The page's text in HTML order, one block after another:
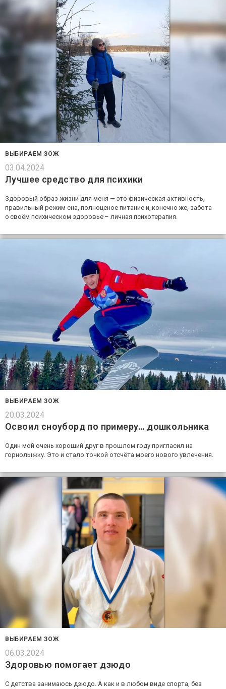
ВЫБИРАЕМ ЗОЖ
03.04.2024
Лучшее средство для психики
Здоровый образ жизни для меня — это физическая активность,
правильный режим сна, полноценое питание и, конечно же, забота
о своём психическом здоровье – личная психотерапия.
ВЫБИРАЕМ ЗОЖ
20.03.2024
Освоил сноуборд по примеру… дошкольника
Один мой очень хороший друг в прошлом году пригласил на
горнолыжку. Это и стало точкой отсчёта моего нового увлечения.
ВЫБИРАЕМ ЗОЖ
06.03.2024
Здоровью помогает дзюдо
С детства занимаюсь дзюдо. А как и в любом виде спорта, без